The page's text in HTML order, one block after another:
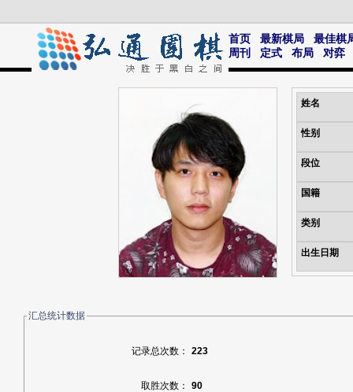
首页 最新棋局
最佳棋
周刊
定式 布局 对弈
姓名
性别
段位
国籍
类别
出生日期
汇总统计数据
记录总次数： 223
取胜次数： 90